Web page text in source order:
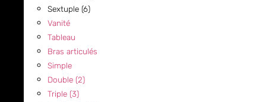
Sextuple (6)
Vanité
Tableau
Bras articulés
Simple
Double (2)
Triple (3)